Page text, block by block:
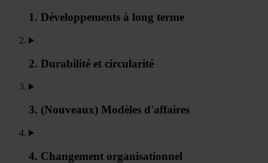
1. Développements à long terme
2. Durabilité et circularité
3. (Nouveaux) Modèles d'affaires
4. Changement organisationnel